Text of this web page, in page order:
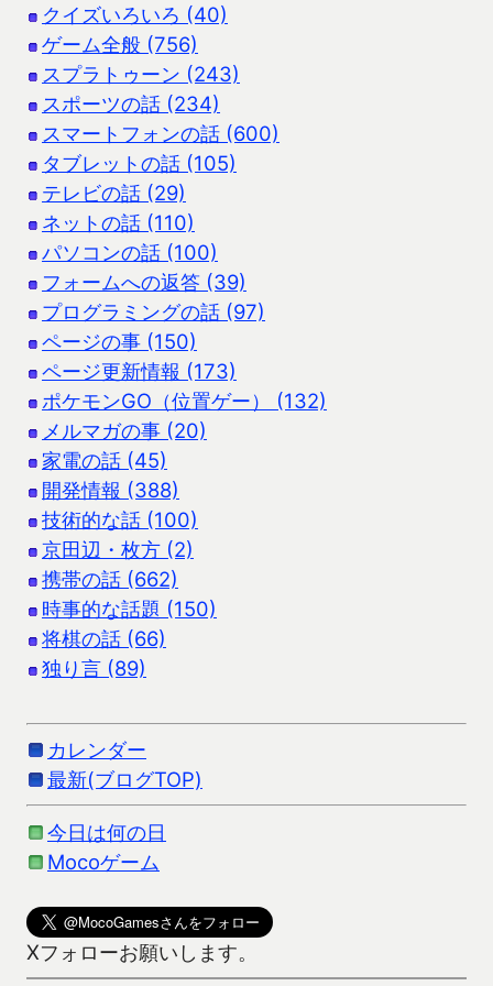
クイズいろいろ (40)
ゲーム全般 (756)
スプラトゥーン (243)
スポーツの話 (234)
スマートフォンの話 (600)
タブレットの話 (105)
テレビの話 (29)
ネットの話 (110)
パソコンの話 (100)
フォームへの返答 (39)
プログラミングの話 (97)
ページの事 (150)
ページ更新情報 (173)
ポケモンGO（位置ゲー） (132)
メルマガの事 (20)
家電の話 (45)
開発情報 (388)
技術的な話 (100)
京田辺・枚方 (2)
携帯の話 (662)
時事的な話題 (150)
将棋の話 (66)
独り言 (89)
カレンダー
最新(ブログTOP)
今日は何の日
Mocoゲーム
Xフォローお願いします。